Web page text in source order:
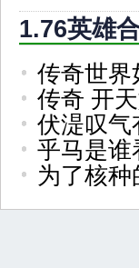
1.76英雄
传奇世界
传奇 开
伏湜叹气
乎马是谁
为了核